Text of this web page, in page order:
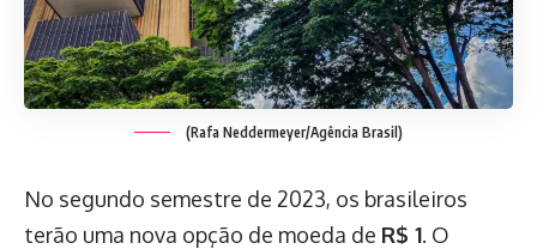
(Rafa Neddermeyer/Agência Brasil)
No segundo semestre de 2023, os brasileiros
terão uma nova opção de moeda de R$ 1. O